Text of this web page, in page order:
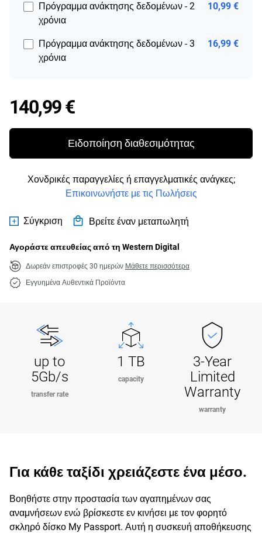
Πρόγραμμα ανάκτησης δεδομένων - 2
χρόνια
10,99 €
Πρόγραμμα ανάκτησης δεδομένων - 3
χρόνια
16,99 €
140,99 €Price 140,99 €
Ειδοποίηση διαθεσιμότητας
Χονδρικές παραγγελίες ή επαγγελματικές ανάγκες;
Επικοινωνήστε με τις Πωλήσεις
Σύγκριση Βρείτε έναν μεταπωλητή
Αγοράστε απευθείας από τη Western Digital
Δωρεάν επιστροφές 30 ημερών Μάθετε περισσότερα
Εγγυημένα Αυθεντικά Προϊόντα
up to
5Gb/s
transfer rate
1 TB
capacity
3-Year
Limited
Warranty
warranty
Για κάθε ταξίδι χρειάζεστε ένα μέσο.
Βοηθήστε στην προστασία των αγαπημένων σας
αναμνήσεων ενώ βρίσκεστε εν κινήσει με τον φορητό
σκληρό δίσκο My Passport. Αυτή η συσκευή αποθήκευσης